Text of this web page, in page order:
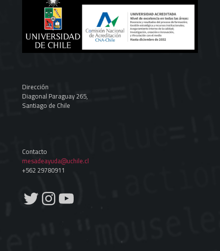
Dirección
Diagonal Paraguay 265,
Santiago de Chile
Contacto
mesadeayuda@uchile.cl
+562 29780911
Twitter
Instagram
YouTube